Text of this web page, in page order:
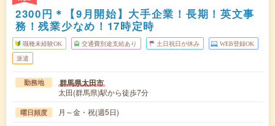
2300円＊【9月開始】大手企業！長期！英文事
務！残業少なめ！17時定時
職種未経験OK 交通費別途支給あり 土日祝日が休み WEB登録OK
派遣
勤務地 群馬県太田市
太田(群馬県)駅から徒歩7分
曜日頻度 月～金・祝(週5日)